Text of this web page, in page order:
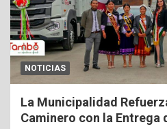
NOTICIAS
La Municipalidad
Caminero con la Entrega